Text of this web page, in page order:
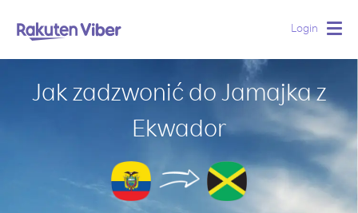
Login
Jak zadzwonić do Jamajka z
Ekwador